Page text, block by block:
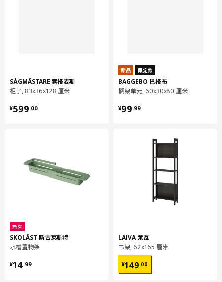
重量
13.70 公斤
宽度
77 厘米
包装数量
503.927.41
容量
重量
5.01 公斤
75 厘米
包装数量
SÅGMÄSTARE 索格麦斯
柜子, 83x36x128 厘米
¥599.00
¥ 599.00
热卖
SKOLÄST 斯古莱斯特
水槽置物架
¥14.99
¥ 14.99
新品 限定款
BAGGEBO 巴格布
搁架单元, 60x30x80 厘米
¥99.99
¥ 99.99
LAIVA 莱瓦
书架, 62x165 厘米
¥149.00
¥ 149.00